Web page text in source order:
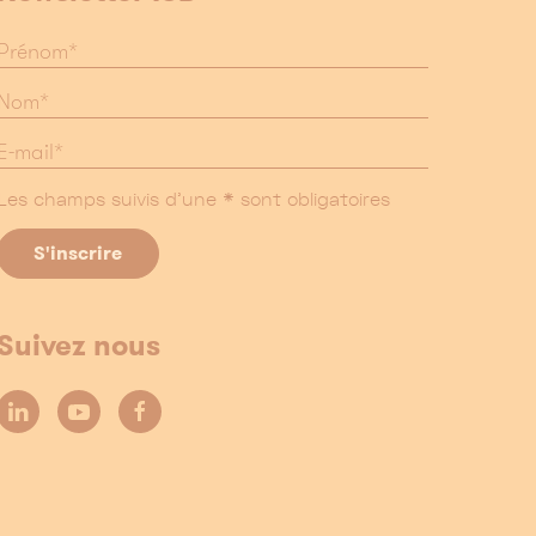
champs suivis d'une * sont obligatoires
nous